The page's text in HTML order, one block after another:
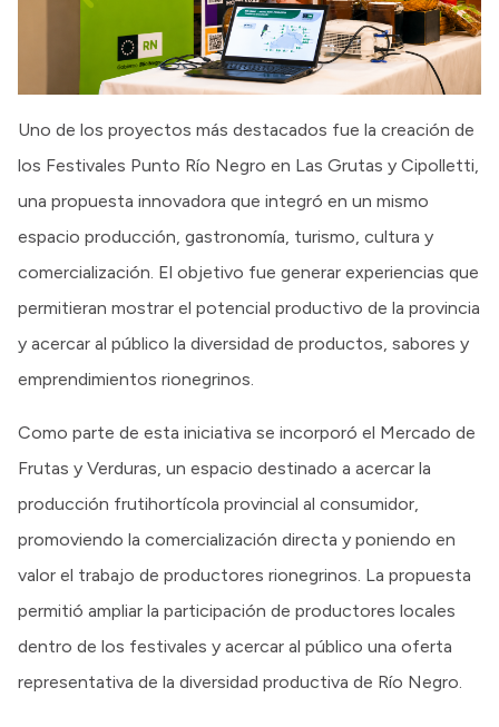
Uno de los proyectos más destacados fue la creación de
los Festivales Punto Río Negro en Las Grutas y Cipolletti,
una propuesta innovadora que integró en un mismo
espacio producción, gastronomía, turismo, cultura y
comercialización. El objetivo fue generar experiencias que
permitieran mostrar el potencial productivo de la provincia
y acercar al público la diversidad de productos, sabores y
emprendimientos rionegrinos.
Como parte de esta iniciativa se incorporó el Mercado de
Frutas y Verduras, un espacio destinado a acercar la
producción frutihortícola provincial al consumidor,
promoviendo la comercialización directa y poniendo en
valor el trabajo de productores rionegrinos. La propuesta
permitió ampliar la participación de productores locales
dentro de los festivales y acercar al público una oferta
representativa de la diversidad productiva de Río Negro.